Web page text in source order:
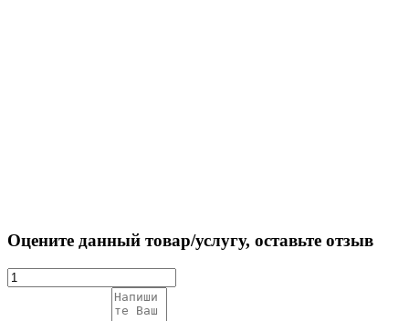
Оцените данный товар/услугу, оставьте отзыв